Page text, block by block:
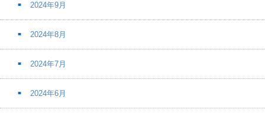
2024年9月
2024年8月
2024年7月
2024年6月